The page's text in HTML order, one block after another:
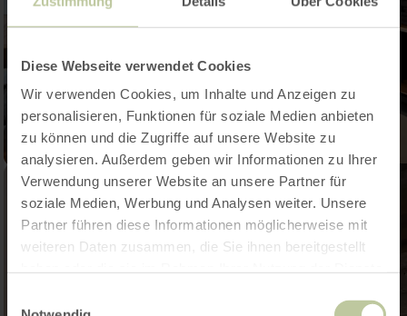
Diese Webseite verwendet Cookies
Wir verwenden Cookies, um Inhalte und Anzeigen zu
personalisieren, Funktionen für soziale Medien anbieten
zu können und die Zugriffe auf unsere Website zu
analysieren. Außerdem geben wir Informationen zu Ihrer
Verwendung unserer Website an unsere Partner für
soziale Medien, Werbung und Analysen weiter. Unsere
Partner führen diese Informationen möglicherweise mit
weiteren Daten zusammen, die Sie ihnen bereitgestellt